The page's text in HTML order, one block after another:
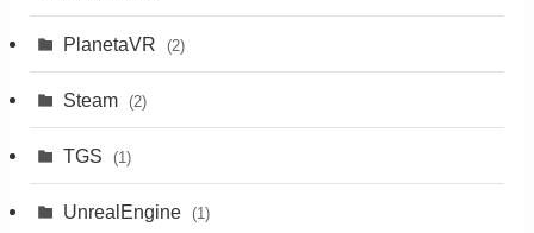
PlanetaVR (2)
Steam (2)
TGS (1)
UnrealEngine (1)